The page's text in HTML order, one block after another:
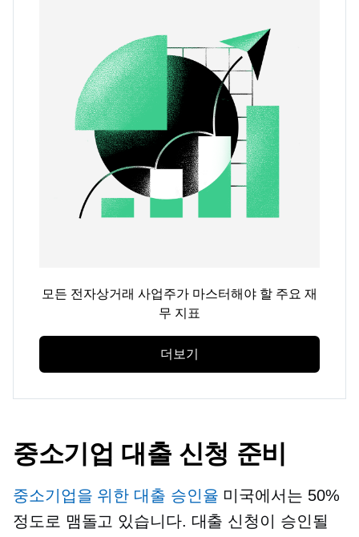
모든 전자상거래 사업주가 마스터해야 할 주요 재
무 지표
더보기
중소기업 대출 신청 준비
중소기업을 위한 대출 승인율 미국에서는 50%
정도로 맴돌고 있습니다. 대출 신청이 승인될